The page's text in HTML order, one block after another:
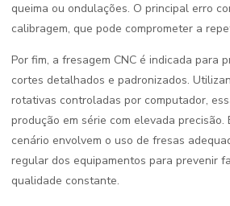
queima ou ondulações. O principal erro
calibragem, que pode comprometer a
Por fim, a fresagem CNC é indicada para
cortes detalhados e padronizados.
rotativas controladas por computador,
produção em série com elevada precisão.
cenário envolvem o uso de fresas
regular dos equipamentos para prevenir
qualidade constante.